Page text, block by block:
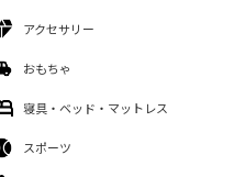
アクセサリー
おもちゃ
寝具・ベッド・マットレス
スポーツ